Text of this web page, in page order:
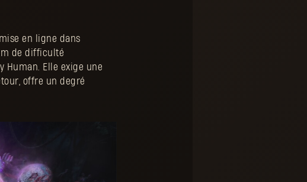
en ligne dans
de difficulté
Human. Elle exige une
offre un degré